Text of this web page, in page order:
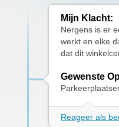
Mijn Klacht:
Nergens is er
werkt en elke
dat dit
Gewenste
Reageer als